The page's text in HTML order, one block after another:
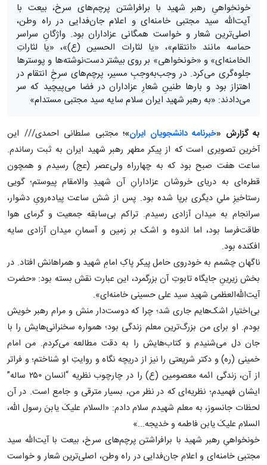
خونخواهیِ رهبر شهید با برافراشتن پرچم‌های سرخ، بیعت با
آیت‌الله سید مجتبی خامنه‌ای و اعلام جان‌فدایی در راه وطن،
اصلی‌ترین شعار و خواست همگانی عزاداران بود. واژگانِ سراسر
حماسه مانند «انتقام»، «یا لثارات الحسین (ع)»، «یا لثاراتِ
الخامنه‌ای» و «خونخواهی» بر روی بیشتر دست‌نوشته‌ها و پوسترها
جلوه‌گری می‌کرد. در وجب‌به‌وجبِ مسیر، پرچم‌های سرخِ انتقام در
اهتزاز بود و بارها طنینِ شعارِ عزاداران در فضا می‌پیچید که سر
می‌دادند: «به رهبر شهید ایران سلام سایه سید مجتبی مستدام»
به گزارش «خبرنامه دانشجویان ایران»؛ مجتبی سلطانی احمدی/// این
آخرین تصویری است که از پیکر مطهر رهبر شهید ایران به ثبت رساندم.
ساعت هفت صبح بود که به چهارراه ولی‌عصر (عج) رسیدم و همچون
قطره‌ای به دریای خروشان عزادارانِ آن شهیدِ والامقام پیوستم؛ گویی
رستاخیزِ ملیِ دیگری برپا شده بود. پس از شش ساعت پیاده‌رویِ دشوار،
سرانجام به میدان آزادی رسیدم. تراکم بی‌سابقه جمعیت و گرمای هوا
طاقت‌فرسا بود، اما اندوه و اشک بر زمین و آسمانِ میدان آزادی سایه
افکنده بود.
ناگهان چشمم به خودروی حامل پیکر پاکِ امامِ شهید و همراهانش افتاد. در
بخش زیرینِ جایگاه تابوتِ آن بزرگمرد، این عبارت نقش بسته بود: «حضرت
آیت‌الله‌العظمی شهید سید علی حسینی خامنه‌ای».
بی‌اختیار اشک‌هایم جاری شد؛ چرا که دوست‌دار منش و مرام رهبر خویش
بودم. او برای من بزرگ‌ترین معلم زندگی بود؛ همواره سخنرانی‌هایش را با
جان دل می‌شنیدم و کتاب‌هایش را به دقت مطالعه می‌کردم. من امام
خمینی (ره) و دکتر شریعتی را نیز از دریچه نگاه و روایتِ او شناختم؛ و فراتر
از آن، زندگی ائمه معصومین (ع) را در چارچوب نظریه “انسان ۲۵۰ ساله”
ایشان فهمیدم؛ نظریه‌ای که در نظر من، بسیار مترقی و جامع است. در آن
لحظات جانسوز، به معلم شهیدم سلام دادم: «السلام علیکَ یابنَ رسول الله،
السلام علیکَ یابن فاطمه و خدیجه...»
خونخواهیِ رهبر شهید با برافراشتن پرچم‌های سرخ، بیعت با آیت‌الله سید
مجتبی خامنه‌ای و اعلام جان‌فدایی در راه وطن، اصلی‌ترین شعار و خواست